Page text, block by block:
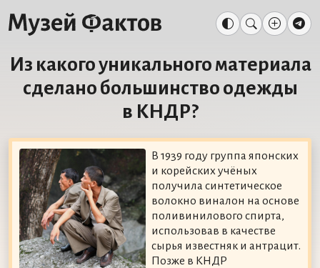
Из какого уникального материала
сделано большинство одежды
в КНДР?
В 1939 году группа японских
и корейских учёных
получила синтетическое
волокно виналон на основе
поливинилового спирта,
использовав в качестве
сырья известняк и антрацит.
Позже в КНДР